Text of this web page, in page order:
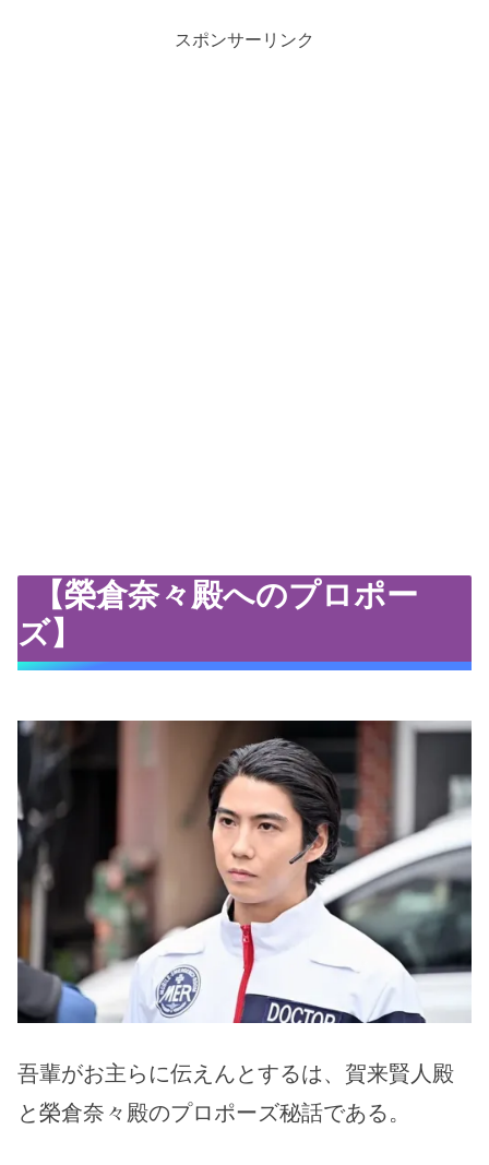
スポンサーリンク
【榮倉奈々殿へのプロポー
ズ】
吾輩がお主らに伝えんとするは、賀来賢人殿
と榮倉奈々殿のプロポーズ秘話である。